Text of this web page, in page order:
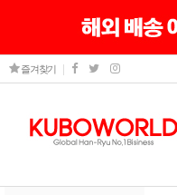
즐겨찾기